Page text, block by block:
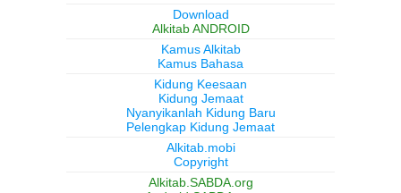
Download
Alkitab ANDROID
Kamus Alkitab
Kamus Bahasa
Kidung Keesaan
Kidung Jemaat
Nyanyikanlah Kidung Baru
Pelengkap Kidung Jemaat
Alkitab.mobi
Copyright
Alkitab.SABDA.org